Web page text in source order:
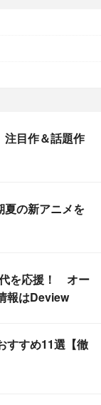
注目作＆話題作
夏の新アニメを
を応援！ オー
報はDeview
すすめ11選【徹